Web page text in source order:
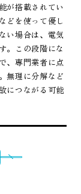
が搭載されてい
どを使って優し
い場合は、電気
。この段階にな
、専門業者に点
無理に分解など
につながる可能